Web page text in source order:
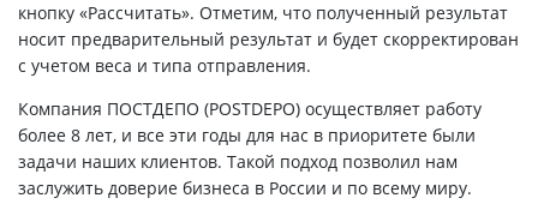
кнопку «Рассчитать». Отметим, что полученный результат
носит предварительный результат и будет скорректирован
с учетом веса и типа отправления.
Компания ПОСТДЕПО (POSTDEPO) осуществляет работу
более 8 лет, и все эти годы для нас в приоритете были
задачи наших клиентов. Такой подход позволил нам
заслужить доверие бизнеса в России и по всему миру.